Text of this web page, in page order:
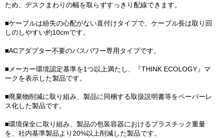
ため、デスクまわりの幅を取らずすっきり配線できます。
■ケーブルは紛失の心配がない直付けタイプで、ケーブル長は取り回
しのしやすい約10cmです。
■ACアダプター不要のバスパワー専用タイプです。
■メーカー環境認定基準を1つ以上満たし、『THINK ECOLOGY』マ
ークを表示した製品です。
■廃棄物削減に取り組み、製品に同梱する取扱説明書等をペーパーレ
ス化した製品です。
■環境保全に取り組み、製品の包装容器におけるプラスチック重量
を、社内基準製品より20%以上削減した製品です。